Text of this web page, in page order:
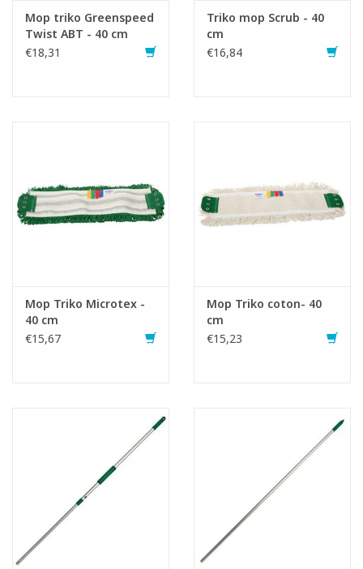
Mop triko Greenspeed
Twist ABT - 40 cm
€18,31
Triko mop Scrub - 40
cm
€16,84
Mop Triko Microtex -
40 cm
€15,67
Mop Triko coton- 40
cm
€15,23